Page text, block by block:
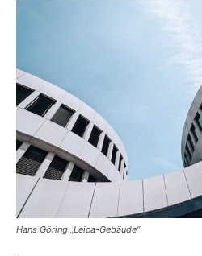
Hans Göring „Leica-Gebäude“